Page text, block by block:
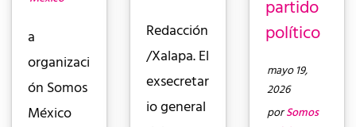
a
organizaci
ón Somos
México
Redacción
/Xalapa. El
exsecretar
io general
partido
político
mayo 19,
2026
porSomos